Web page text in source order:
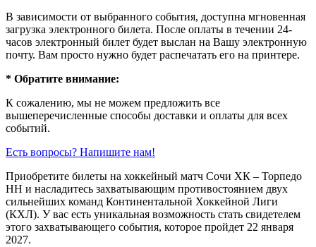
В зависимости от выбранного события, доступна мгновенная
загрузка электронного билета. После оплаты в течении 24-
часов электронный билет будет выслан на Вашу электронную
почту. Вам просто нужно будет распечатать его на принтере.
* Обратите внимание:
К сожалению, мы не можем предложить все
вышеперечисленные способы доставки и оплаты для всех
событий.
Есть вопросы? Напишите нам!
Приобретите билеты на хоккейный матч Сочи ХК – Торпедо
НН и насладитесь захватывающим противостоянием двух
сильнейших команд Континентальной Хоккейной Лиги
(КХЛ). У вас есть уникальная возможность стать свидетелем
этого захватывающего события, которое пройдет 22 января
2027.